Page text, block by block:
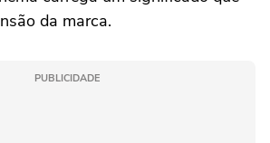
da marca.
PUBLICIDADE